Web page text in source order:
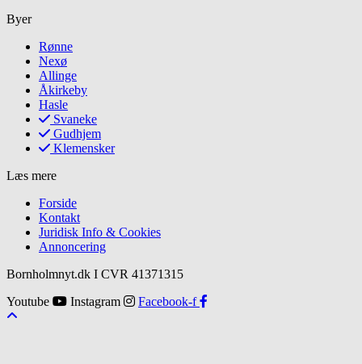
Byer
Rønne
Nexø
Allinge
Åkirkeby
Hasle
Svaneke
Gudhjem
Klemensker
Læs mere
Forside
Kontakt
Juridisk Info & Cookies​
Annoncering
Bornholmnyt.dk I CVR 41371315
Youtube
Instagram Facebook-f